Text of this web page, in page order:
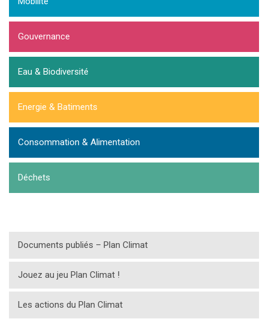
Gouvernance
Eau & Biodiversité
Energie & Batiments
Consommation & Alimentation
Déchets
Documents publiés – Plan Climat
Jouez au jeu Plan Climat !
Les actions du Plan Climat